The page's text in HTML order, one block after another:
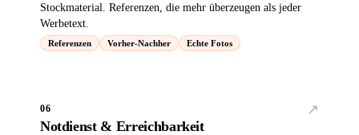
Stockmaterial. Referenzen, die mehr überzeugen als jeder
Werbetext.
Referenzen Vorher-Nachher Echte Fotos
06
↗︎
Notdienst & Erreichbarkeit